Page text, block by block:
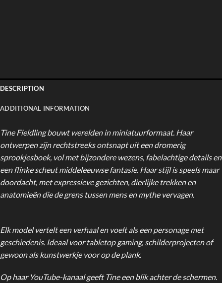
DESCRIPTION
ADDITIONAL INFORMATION
Tine Fieldling bouwt werelden in miniatuurformaat. Haar
ontwerpen zijn rechtstreeks ontsnapt uit een dromerig
sprookjesboek, vol met bijzondere wezens, fabelachtige details en
een flinke scheut middeleeuwse fantasie. Haar stijl is speels maar
doordacht, met expressieve gezichten, dierlijke trekken en
anatomieën die de grens tussen mens en mythe vervagen.
Elk model vertelt een verhaal en voelt als een personage met
geschiedenis. Ideaal voor tabletop gaming, schilderprojecten of
gewoon als kunstwerkje voor op de plank.
Op haar YouTube-kanaal geeft Tine een blik achter de schermen.